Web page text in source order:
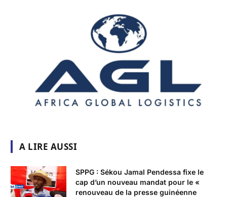
A LIRE AUSSI
SPPG : Sékou Jamal Pendessa fixe le
cap d’un nouveau mandat pour le «
renouveau de la presse guinéenne